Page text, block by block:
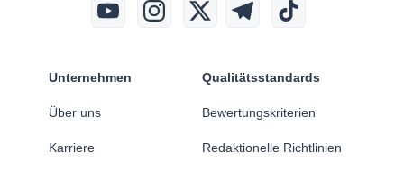
Unternehmen
Über uns
Karriere
Qualitätsstandards
Bewertungskriterien
Redaktionelle Richtlinien